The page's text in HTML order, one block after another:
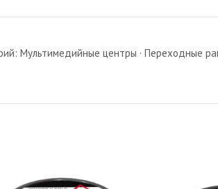
Мультимедийные центры · Переходные